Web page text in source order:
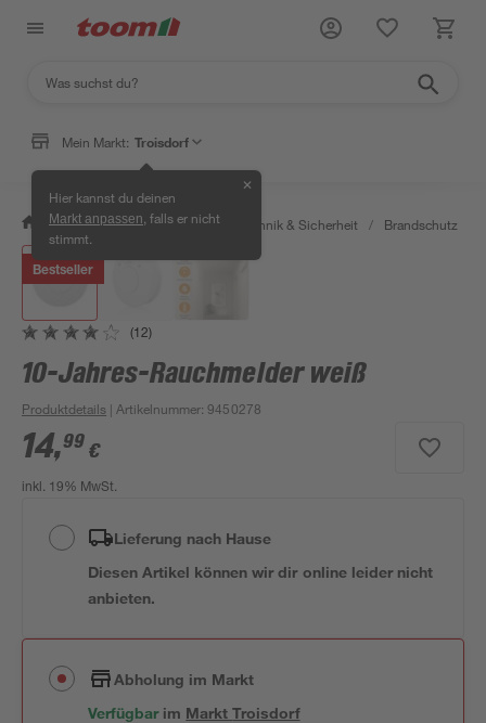
Mein Markt: Troisdorf
Hier kannst du deinen
Markt anpassen , falls er nicht
stimmt.
✕
/ Bauen & Renovieren / Haustechnik & Sicherheit / Brandschutz
Bestseller
(12)
10-Jahres-Rauchmelder weiß
Produktdetails | Artikelnummer:9450278
14,99 €
inkl. 19% MwSt.
Lieferung nach Hause
Diesen Artikel können wir dir online leider nicht
anbieten.
Abholung im Markt
Verfügbar im MarktTroisdorf